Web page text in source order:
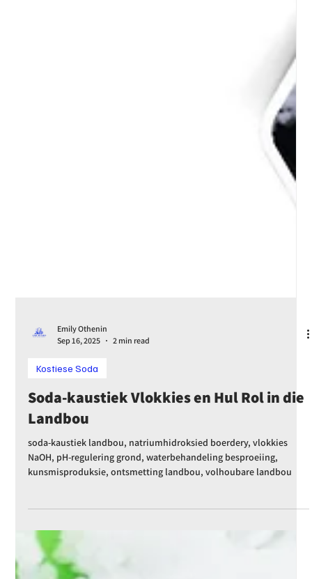
Emily Othenin
Kostiese Soda
Landbou
soda-kaustiek landbou, natriumhidroksied boerdery, vlokkies
NaOH, pH-regulering grond, waterbehandeling besproeiing,
kunsmisproduksie, ontsmetting landbou, volhoubare landbou